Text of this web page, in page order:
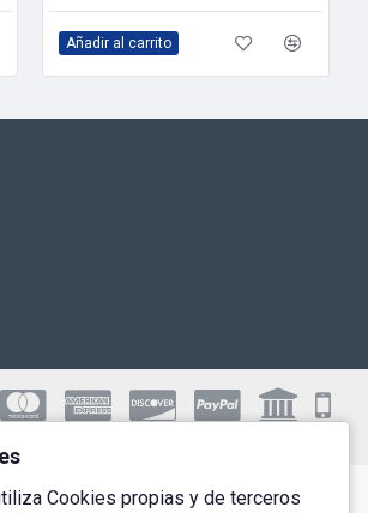
Añadir al carrito
Cookies propias y de terceros